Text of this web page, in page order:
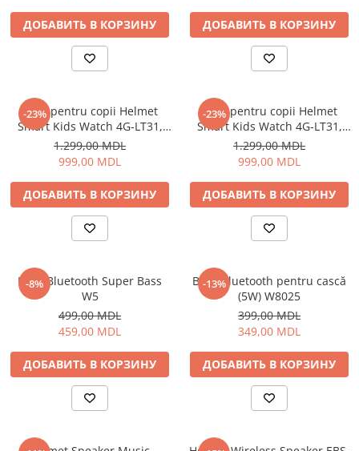
ДОБАВИТЬ В КОРЗИНУ ДОБАВИТЬ В КОРЗИНУ
-23%
Ceas pentru copii Helmet
Smart Kids Watch 4G-LT31,
Black
1.299,00 MDL
999,00 MDL
ДОБАВИТЬ В КОРЗИНУ
-23%
Ceas pentru copii Helmet
Smart Kids Watch 4G-LT31,
Blue
1.299,00 MDL
999,00 MDL
ДОБАВИТЬ В КОРЗИНУ
-8%
Boxă Bluetooth Super Bass
W5
499,00 MDL
459,00 MDL
ДОБАВИТЬ В КОРЗИНУ
-13%
Boxă Bluetooth pentru cască
(5W) W8025
399,00 MDL
349,00 MDL
ДОБАВИТЬ В КОРЗИНУ